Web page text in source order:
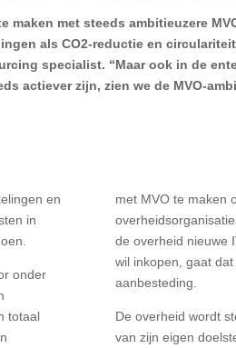
met steeds ambitieuzere
als CO2-reductie en
specialist. “Maar ook in de
actiever zijn, zien we de MVO-
en
in
onder
totaal
met MVO te maken
de overheid nieuwe
wil inkopen, gaat
aanbesteding.
De overheid wordt
van zijn eigen